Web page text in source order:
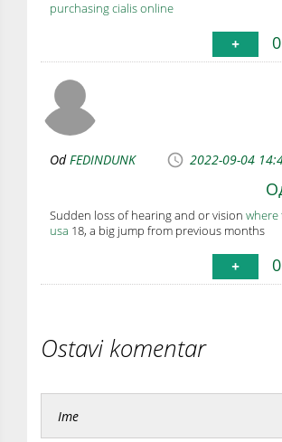
purchasing cialis online
+ 0
OdFEDINDUNK 2022-09-04
Sudden loss of hearing and or vision where
usa 18, a big jump from previous months
+ 0
Ostavi komentar